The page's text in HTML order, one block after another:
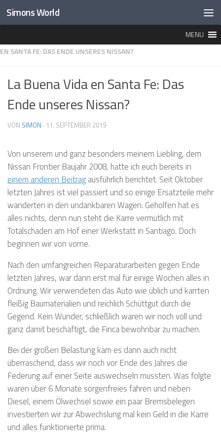
Unter dem Inhalt
Simons World
MENU
LA BUENA VIDA
EN SANTA FE: DAS ENDE UNSERES NISSAN?
La Buena Vida en Santa Fe: Das
Ende unseres Nissan?
VON SIMON · 11. SEPTEMBER 2019
Von unserem und ganz besonders meinem Liebling, dem
Nissan Frontier Baujahr 2008, hatte ich euch bereits in
einem anderen Beitrag ausführlich berichtet. Seit Oktober
letzten Jahres ist viel passiert und so einige Ersatzteile mehr
wanderten in den undankbaren Wagen. Geholfen hat es
alles nichts, denn nun steht die Karre vermutlich mit
Totalschaden am Hof einer Werkstatt in Santiago. Doch
beginnen wir von vorne.
Nach den umfangreichen Reparaturarbeiten gegen Ende
letzten Jahres, war dann erst mal für einige Wochen alles in
Ordnung. Wir verwendeten das Auto wie üblich und karrten
fleißig Baumaterialien und reichlich Schüttgut durch die
Gegend. Kein Wunder, schließlich waren wir noch voll und
ganz damit beschäftigt, die Finca bewohnbar zu machen.
Bei der großen Belastung kam es dann auch nicht
überraschend, dass wir noch vor Ende des Jahres die
Federung auf einer Seite auswechseln mussten. Was folgte
waren über 6 Monate sorgenfreies fahren und neben
Diesel, einem Ölwechsel sowie ein paar Bremsbelegen
investierten wir zur Abwechslung mal kein Geld in die Karre
und alles funktionierte prima.